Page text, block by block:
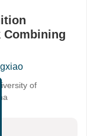
Combining
of
x